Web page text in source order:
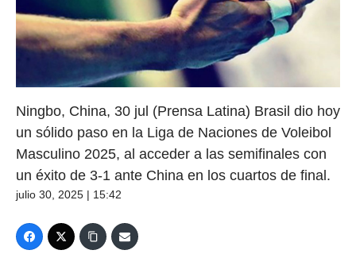
Ningbo, China, 30 jul (Prensa Latina) Brasil dio hoy
un sólido paso en la Liga de Naciones de Voleibol
Masculino 2025, al acceder a las semifinales con
un éxito de 3-1 ante China en los cuartos de final.
julio 30, 2025 | 15:42